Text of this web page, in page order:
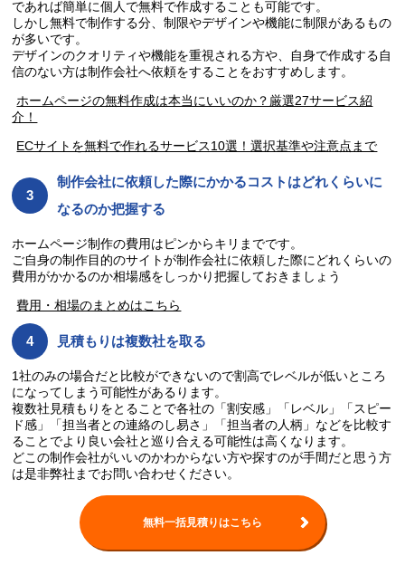
であれば簡単に個人で無料で作成することも可能です。
しかし無料で制作する分、制限やデザインや機能に制限があるもの
が多いです。
デザインのクオリティや機能を重視される方や、自身で作成する自
信のない方は制作会社へ依頼をすることをおすすめします。
ホームページの無料作成は本当にいいのか？厳選27サービス紹
介！
ECサイトを無料で作れるサービス10選！選択基準や注意点まで
制作会社に依頼した際にかかるコストはどれくらいに
なるのか把握する
ホームページ制作の費用はピンからキリまでです。
ご自身の制作目的のサイトが制作会社に依頼した際にどれくらいの
費用がかかるのか相場感をしっかり把握しておきましょう
費用・相場のまとめはこちら
見積もりは複数社を取る
1社のみの場合だと比較ができないので割高でレベルが低いところ
になってしまう可能性があるります。
複数社見積もりをとることで各社の「割安感」「レベル」「スピー
ド感」「担当者との連絡のし易さ」「担当者の人柄」などを比較す
ることでより良い会社と巡り合える可能性は高くなります。
どこの制作会社がいいのかわからない方や探すのが手間だと思う方
は是非弊社までお問い合わせください。
無料一括見積りはこちら